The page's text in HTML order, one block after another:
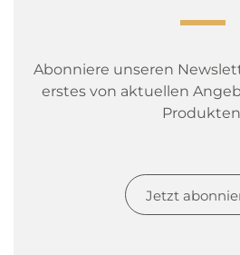
Abonniere unseren
erstes von aktuellen
Jetzt